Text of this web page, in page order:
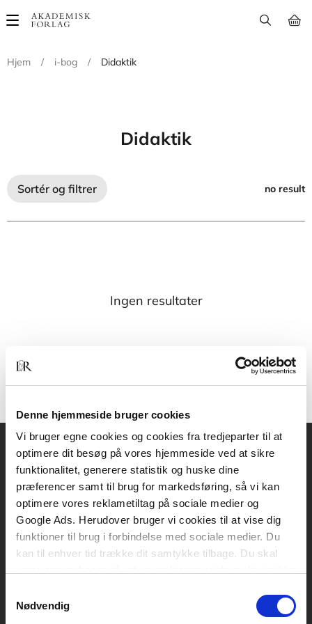
Denne hjemmeside bruger cookies
Vi bruger egne cookies og cookies fra tredjeparter til at
optimere dit besøg på vores hjemmeside ved at sikre
funktionalitet, generere statistik og huske dine
præferencer samt til brug for markedsføring, så vi kan
optimere vores reklametiltag på sociale medier og
Google Ads. Herudover bruger vi cookies til at vise dig
funktioner til brug i forbindelse med sociale medier. Du
kan til enhver tid trække dit samtykke tilbage. Du skal
tilbagetrækker et samtykke.
Nødvendig
Main
Hjem
/ i-bog / Didaktik
Didaktik
Sortér og filtrer no result
Ingen resultater
Akademisk Forlag
Vognmagergade 11
1120 København K
CVR 76351910
Kontakt kundeservice